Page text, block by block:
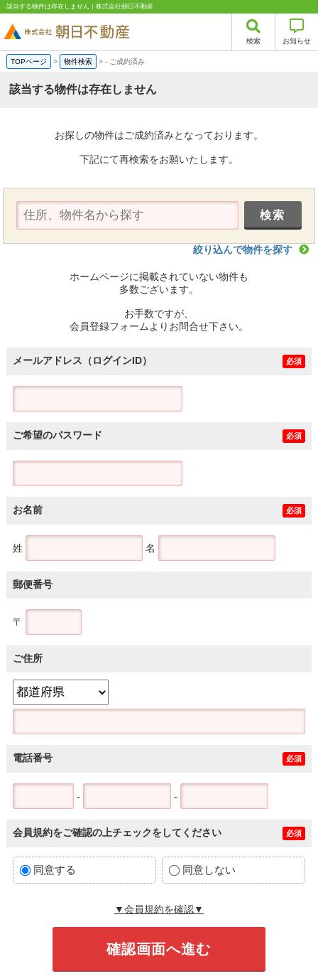
該当する物件は存在しません｜株式会社朝日不動産
検索 お知らせ
TOPページ > 物件検索 >- ご成約済み
該当する物件は存在しません
お探しの物件はご成約済みとなっております。
下記にて再検索をお願いたします。
絞り込んで物件を探す
ホームページに掲載されていない物件も
多数ございます。
お手数ですが、
会員登録フォームよりお問合せ下さい。
メールアドレス（ログインID） 必須
ご希望のパスワード 必須
お名前 必須
姓 名
郵便番号
〒
ご住所
電話番号 必須
- -
会員規約をご確認の上チェックをしてください 必須
同意する 同意しない
▼会員規約を確認▼